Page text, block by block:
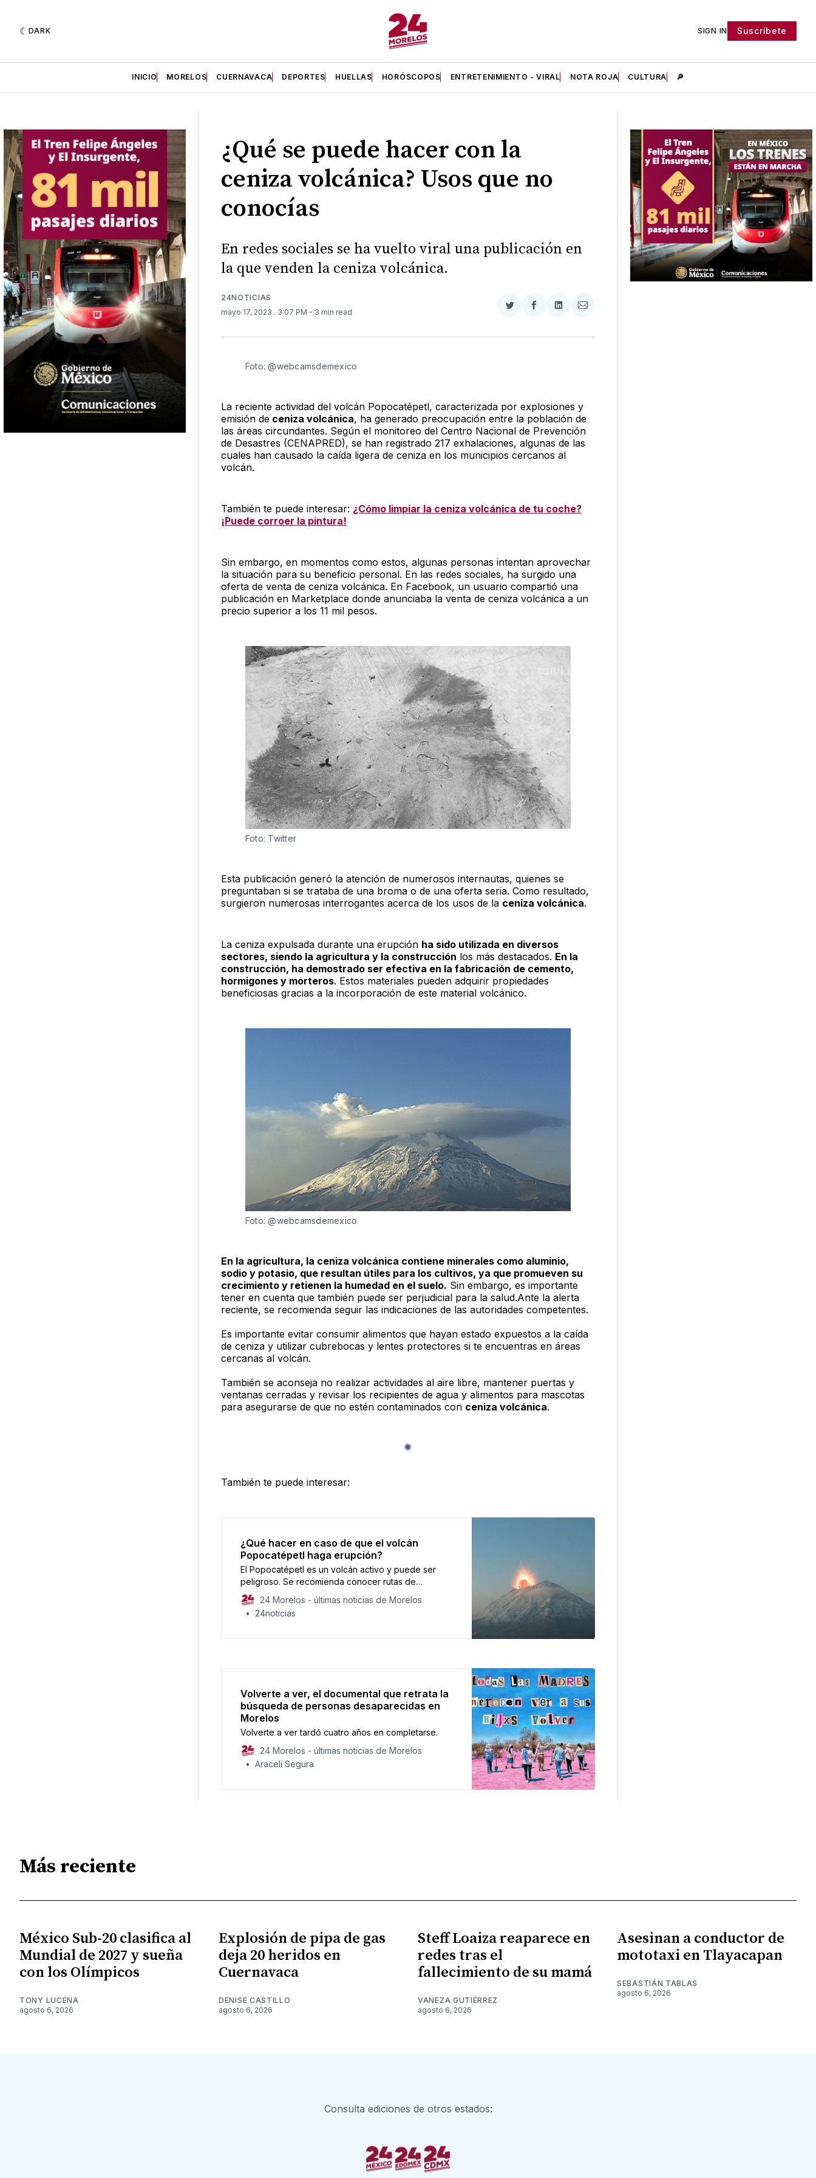
DARK SIGN IN Suscríbete
INICIO MORELOS CUERNAVACA DEPORTES HUELLAS HORÓSCOPOS ENTRETENIMIENTO - VIRAL NOTA ROJA CULTURA 🔎
¿Qué se puede hacer con la
ceniza volcánica? Usos que no
conocías
En redes sociales se ha vuelto viral una publicación en
la que venden la ceniza volcánica.
24NOTICIAS
mayo 17, 2023 . 3:07 PM - 3 min read
Compartir
Twitter
Compartir
Facebook
Compartir
LinkedIn
Compartir
Email
Foto: @webcamsdemexico
La reciente actividad del volcán Popocatépetl, caracterizada por explosiones y
emisión deceniza volcánica, ha generado preocupación entre la población de
las áreas circundantes. Según el monitoreo del Centro Nacional de Prevención
de Desastres (CENAPRED), se han registrado 217 exhalaciones, algunas de las
cuales han causado la caída ligera de ceniza en los municipios cercanos al
volcán.
También te puede interesar: ¿Cómo limpiar la ceniza volcánica de tu coche?
¡Puede corroer la pintura!
Sin embargo, en momentos como estos, algunas personas intentan aprovechar
la situación para su beneficio personal. En las redes sociales, ha surgido una
oferta de venta de ceniza volcánica. En Facebook, un usuario compartió una
publicación en Marketplace donde anunciaba la venta de ceniza volcánica a un
precio superior a los 11 mil pesos.
Foto: Twitter
Esta publicación generó la atención de numerosos internautas, quienes se
preguntaban si se trataba de una broma o de una oferta seria. Como resultado,
surgieron numerosas interrogantes acerca de los usos de la ceniza volcánica.
La ceniza expulsada durante una erupción ha sido utilizada en diversos
sectores, siendo la agricultura y la construcción los más destacados. En la
construcción, ha demostrado ser efectiva en la fabricación de cemento,
hormigones y morteros. Estos materiales pueden adquirir propiedades
beneficiosas gracias a la incorporación de este material volcánico.
Foto: @webcamsdemexico
En la agricultura, la ceniza volcánica contiene minerales como aluminio,
sodio y potasio, que resultan útiles para los cultivos, ya que promueven su
crecimiento y retienen la humedad en el suelo. Sin embargo, es importante
tener en cuenta que también puede ser perjudicial para la salud.Ante la alerta
reciente, se recomienda seguir las indicaciones de las autoridades competentes.
Es importante evitar consumir alimentos que hayan estado expuestos a la caída
de ceniza y utilizar cubrebocas y lentes protectores si te encuentras en áreas
cercanas al volcán.
También se aconseja no realizar actividades al aire libre, mantener puertas y
ventanas cerradas y revisar los recipientes de agua y alimentos para mascotas
para asegurarse de que no estén contaminados con ceniza volcánica.
También te puede interesar:
¿Qué hacer en caso de que el volcán
Popocatépetl haga erupción?
El Popocatépetl es un volcán activo y puede ser
peligroso. Se recomienda conocer rutas de
evacuación y tener un kit de emergencia.
24 Morelos - últimas noticias de Morelos
24noticias
Volverte a ver, el documental que retrata la
búsqueda de personas desaparecidas en
Morelos
Volverte a ver tardó cuatro años en completarse.
24 Morelos - últimas noticias de Morelos
Araceli Segura
Más reciente
México Sub-20 clasifica al
Mundial de 2027 y sueña
con los Olímpicos
TONY LUCENA
agosto 6, 2026
Explosión de pipa de gas
deja 20 heridos en
Cuernavaca
DENISE CASTILLO
agosto 6, 2026
Steff Loaiza reaparece en
redes tras el
fallecimiento de su mamá
VANEZA GUTIÉRREZ
agosto 6, 2026
Asesinan a conductor de
mototaxi en Tlayacapan
SEBASTIÁN TABLAS
agosto 6, 2026
Consulta ediciones de otros estados: